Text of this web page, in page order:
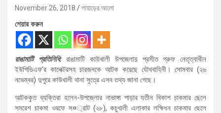
November 26, 2018 পাহাড়ের আলো
শেয়ার করুন
রাঙামাটি প্রতিনিধি:রাঙামাটি কাউখালী উপজেলায় প্রসীত গ্রুফ নেতৃত্বাধীন
ইউপিডিএফ’র কালেক্টরসহ চারজনকে আটক করেছে যৌথবাহিনী। সোমবার (২৬
নভেম্বর) দুপুরে কাউখালী থানা সূত্রে এসব তথ্য জানা গেছে।
আটককৃত ব্যক্তিরা হলেন-উপজেলার নাভাঙ্গা পাড়ার যতীন বিকাশ চাকমার ছেলে
সমরেশ চাকমা ওরফে স¤্রাট (২৮), কচুখালী এলাকার লক্ষিধন চাকমার ছেলে